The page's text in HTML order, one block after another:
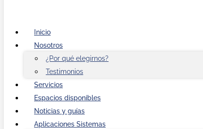
Inicio
Nosotros
¿Por qué elegirnos?
Testimonios
Servicios
Espacios disponibles
Noticias y guías
Aplicaciones Sistemas